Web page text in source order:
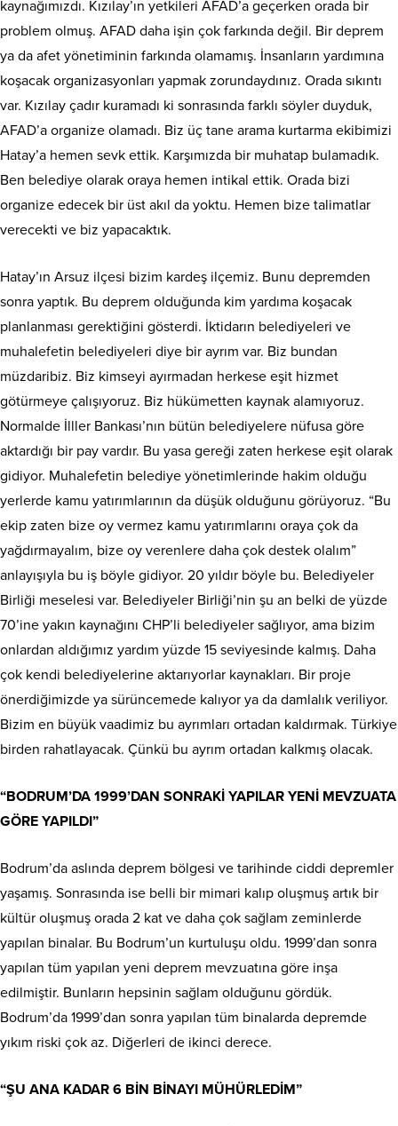
kaynağımızdı. Kızılay’ın yetkileri AFAD’a geçerken orada bir
problem olmuş. AFAD daha işin çok farkında değil. Bir deprem
ya da afet yönetiminin farkında olamamış. İnsanların yardımına
koşacak organizasyonları yapmak zorundaydınız. Orada sıkıntı
var. Kızılay çadır kuramadı ki sonrasında farklı söyler duyduk,
AFAD’a organize olamadı. Biz üç tane arama kurtarma ekibimizi
Hatay’a hemen sevk ettik. Karşımızda bir muhatap bulamadık.
Ben belediye olarak oraya hemen intikal ettik. Orada bizi
organize edecek bir üst akıl da yoktu. Hemen bize talimatlar
verecekti ve biz yapacaktık.
Hatay’ın Arsuz ilçesi bizim kardeş ilçemiz. Bunu depremden
sonra yaptık. Bu deprem olduğunda kim yardıma koşacak
planlanması gerektiğini gösterdi. İktidarın belediyeleri ve
muhalefetin belediyeleri diye bir ayrım var. Biz bundan
müzdaribiz. Biz kimseyi ayırmadan herkese eşit hizmet
götürmeye çalışıyoruz. Biz hükümetten kaynak alamıyoruz.
Normalde İlller Bankası’nın bütün belediyelere nüfusa göre
aktardığı bir pay vardır. Bu yasa gereği zaten herkese eşit olarak
gidiyor. Muhalefetin belediye yönetimlerinde hakim olduğu
yerlerde kamu yatırımlarının da düşük olduğunu görüyoruz. “Bu
ekip zaten bize oy vermez kamu yatırımlarını oraya çok da
yağdırmayalım, bize oy verenlere daha çok destek olalım”
anlayışıyla bu iş böyle gidiyor. 20 yıldır böyle bu. Belediyeler
Birliği meselesi var. Belediyeler Birliği’nin şu an belki de yüzde
70’ine yakın kaynağını CHP’li belediyeler sağlıyor, ama bizim
onlardan aldığımız yardım yüzde 15 seviyesinde kalmış. Daha
çok kendi belediyelerine aktarıyorlar kaynakları. Bir proje
önerdiğimizde ya sürüncemede kalıyor ya da damlalık veriliyor.
Bizim en büyük vaadimiz bu ayrımları ortadan kaldırmak. Türkiye
birden rahatlayacak. Çünkü bu ayrım ortadan kalkmış olacak.
“BODRUM’DA 1999’DAN SONRAKİ YAPILAR YENİ MEVZUATA
GÖRE YAPILDI”
Bodrum’da aslında deprem bölgesi ve tarihinde ciddi depremler
yaşamış. Sonrasında ise belli bir mimari kalıp oluşmuş artık bir
kültür oluşmuş orada 2 kat ve daha çok sağlam zeminlerde
yapılan binalar. Bu Bodrum’un kurtuluşu oldu. 1999’dan sonra
yapılan tüm yapılan yeni deprem mevzuatına göre inşa
edilmiştir. Bunların hepsinin sağlam olduğunu gördük.
Bodrum’da 1999’dan sonra yapılan tüm binalarda depremde
yıkım riski çok az. Diğerleri de ikinci derece.
“ŞU ANA KADAR 6 BİN BİNAYI MÜHÜRLEDİM”